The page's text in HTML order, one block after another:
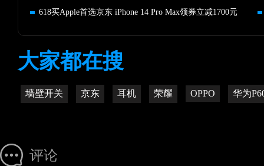
618买Apple首选京东 iPhone 14 Pro Max领券立减1700元
大家都在搜
墙壁开关 京东 耳机 荣耀 OPPO 华为
评论